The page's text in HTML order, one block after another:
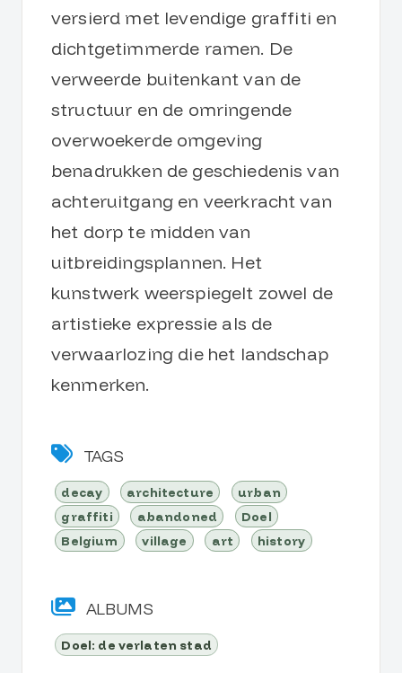
versierd met levendige graffiti en
dichtgetimmerde ramen. De
verweerde buitenkant van de
structuur en de omringende
overwoekerde omgeving
benadrukken de geschiedenis van
achteruitgang en veerkracht van
het dorp te midden van
uitbreidingsplannen. Het
kunstwerk weerspiegelt zowel de
artistieke expressie als de
verwaarlozing die het landschap
kenmerken.
TAGS
decay architecture
urban
graffiti
abandoned
Doel
Belgium
village art history
ALBUMS
Doel: de verlaten stad